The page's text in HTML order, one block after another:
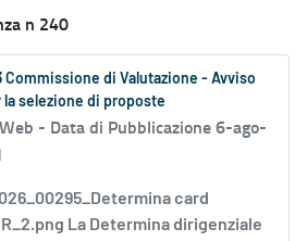
n 240
Commissione di Valutazione - Avviso
la selezione di proposte
- Data di Pubblicazione 6-ago-
card
La Determina dirigenziale